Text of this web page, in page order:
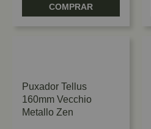
COMPRAR
Puxador Tellus
160mm Vecchio
Metallo Zen